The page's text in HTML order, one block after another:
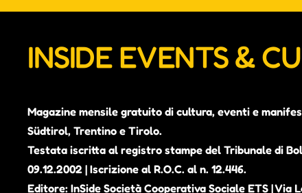
INSIDE EVENTS &
Magazine mensile gratuito di cultura, eventi e
Südtirol, Trentino e Tirolo.
Testata iscritta al registro stampe del Tribunale di
09.12.2002 | Iscrizione al R.O.C. al n. 12.446.
Editore: InSide Società Cooperativa Sociale ETS | Via